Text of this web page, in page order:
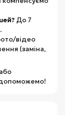
До 7
відео
(заміна,